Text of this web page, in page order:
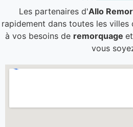
Les partenaires d'Allo
rapidement dans toutes les villes
à vos besoins de remorquage
vous